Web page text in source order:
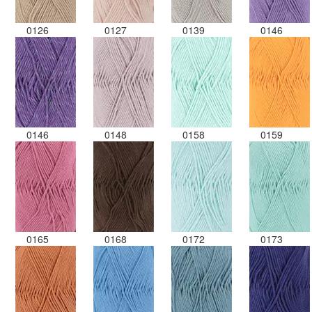
0126 0127 0139 0146
0146 0148 0158 0159
0165 0168 0172 0173